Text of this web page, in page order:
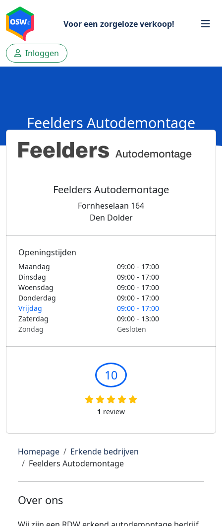
Voor een zorgeloze verkoop!
Inloggen
Feelders Autodemontage
Feelders Autodemontage
Fornheselaan 164
Den Dolder
Openingstijden
Maandag
09:00 - 17:00
Dinsdag
09:00 - 17:00
Woensdag
09:00 - 17:00
Donderdag
09:00 - 17:00
Vrijdag
09:00 - 17:00
Zaterdag
09:00 - 13:00
Zondag
Gesloten
10
1 review
Homepage
Erkende bedrijven
Feelders Autodemontage
Over ons